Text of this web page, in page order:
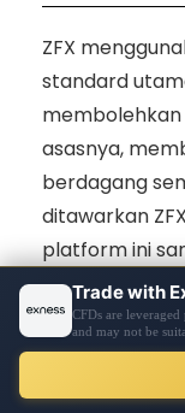
ZFX
standard
asasnya,
berdagang
ditawarkan
platform ini
telah menjadi
dikeluarkan
MT4